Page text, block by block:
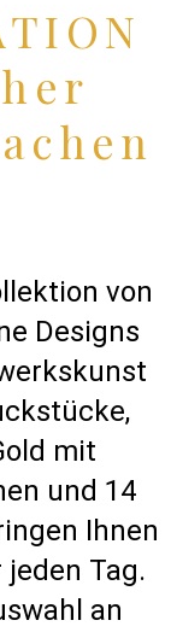
von
Designs
mit
und 14
Ihnen
Tag.
an